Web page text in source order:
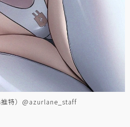
推特）@azurlane_staff